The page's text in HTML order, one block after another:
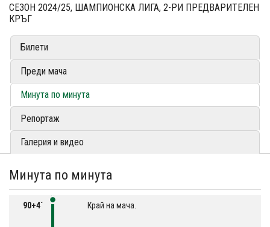
СЕЗОН 2024/25, ШАМПИОНСКА ЛИГА, 2-РИ ПРЕДВАРИТЕЛЕН
КРЪГ
Билети
Преди мача
Минута по минута
Репортаж
Галерия и видео
Минута по минута
90+4´ Край на мача.